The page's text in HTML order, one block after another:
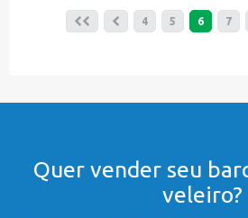
4 5 6 7
Quer vender seu
veleiro?